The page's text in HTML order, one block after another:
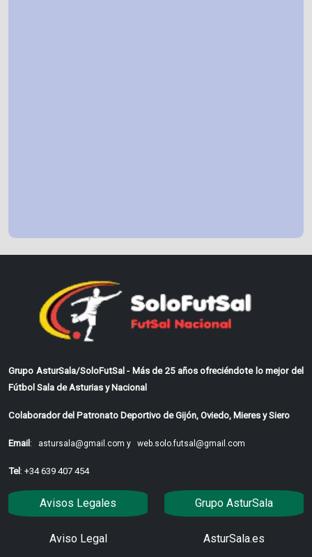
Grupo AsturSala/SoloFutSal - Más de 25 años ofreciéndote lo mejor del
Fútbol Sala de Asturias y Nacional
Colaborador del Patronato Deportivo de Gijón, Oviedo, Mieres y Siero
Email: astursala@gmail.com y web.solo.futsal@gmail.com
Tel: +34 639 407 454
Avisos Legales
Aviso Legal
Grupo AsturSala
AsturSala.es